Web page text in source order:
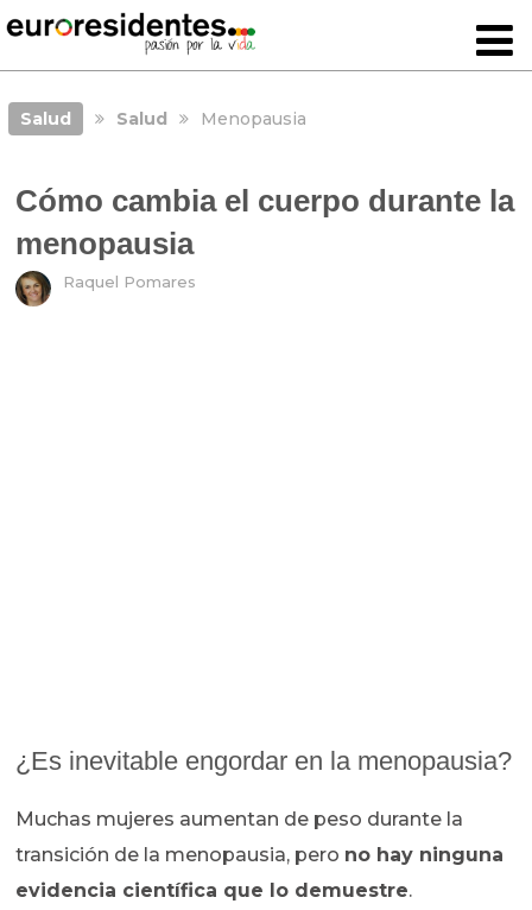
Salud Salud Menopausia
Cómo cambia el cuerpo durante la
menopausia
Raquel Pomares
¿Es inevitable engordar en la menopausia?
Muchas mujeres aumentan de peso durante la
transición de la menopausia, pero no hay ninguna
evidencia científica que lo demuestre.